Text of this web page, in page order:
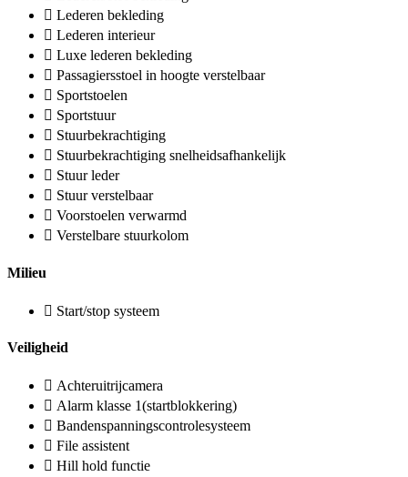
Lederen bekleding
Lederen interieur
Luxe lederen bekleding
Passagiersstoel in hoogte verstelbaar
Sportstoelen
Sportstuur
Stuurbekrachtiging
Stuurbekrachtiging snelheidsafhankelijk
Stuur leder
Stuur verstelbaar
Voorstoelen verwarmd
Verstelbare stuurkolom
Milieu
Start/stop systeem
Veiligheid
Achteruitrijcamera
Alarm klasse 1(startblokkering)
Bandenspanningscontrolesysteem
File assistent
Hill hold functie